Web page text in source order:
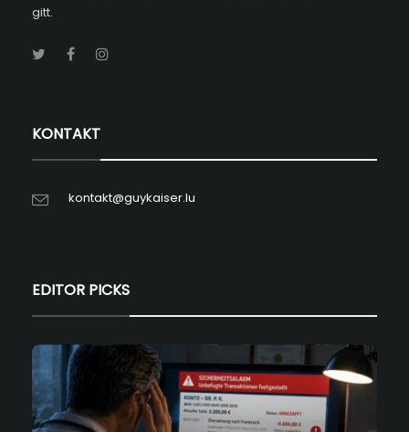
gitt.
KONTAKT
kontakt@guykaiser.lu
EDITOR PICKS